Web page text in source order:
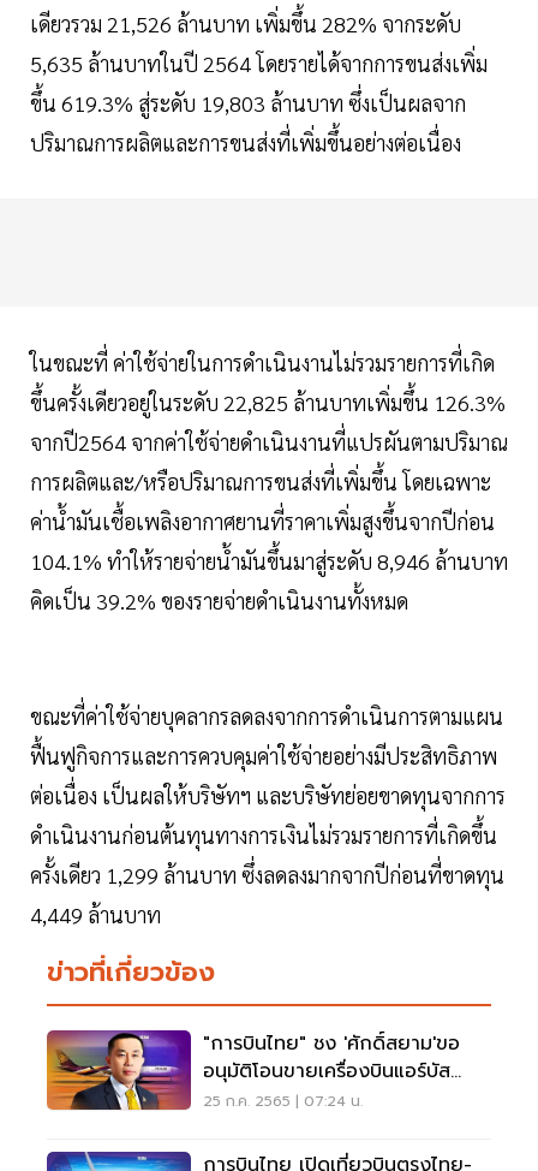
เดียวรวม 21,526 ล้านบาท เพิ่มขึ้น 282% จากระดับ
5,635 ล้านบาทในปี 2564 โดยรายได้จากการขนส่งเพิ่ม
ขึ้น 619.3% สู่ระดับ 19,803 ล้านบาท ซึ่งเป็นผลจาก
ปริมาณการผลิตและการขนส่งที่เพิ่มขึ้นอย่างต่อเนื่อง
ในขณะที่ ค่าใช้จ่ายในการดำเนินงานไม่รวมรายการที่เกิด
ขึ้นครั้งเดียวอยู่ในระดับ 22,825 ล้านบาทเพิ่มขึ้น 126.3%
จากปี2564 จากค่าใช้จ่ายดำเนินงานที่แปรผันตามปริมาณ
การผลิตและ/หรือปริมาณการขนส่งที่เพิ่มขึ้น โดยเฉพาะ
ค่าน้ำมันเชื้อเพลิงอากาศยานที่ราคาเพิ่มสูงขึ้นจากปีก่อน
104.1% ทำให้รายจ่ายน้ำมันขึ้นมาสู่ระดับ 8,946 ล้านบาท
คิดเป็น 39.2% ของรายจ่ายดำเนินงานทั้งหมด
ขณะที่ค่าใช้จ่ายบุคลากรลดลงจากการดำเนินการตามแผน
ฟื้นฟูกิจการและการควบคุมค่าใช้จ่ายอย่างมีประสิทธิภาพ
ต่อเนื่อง เป็นผลให้บริษัทฯ และบริษัทย่อยขาดทุนจากการ
ดำเนินงานก่อนต้นทุนทางการเงินไม่รวมรายการที่เกิดขึ้น
ครั้งเดียว 1,299 ล้านบาท ซึ่งลดลงมากจากปีก่อนที่ขาดทุน
4,449 ล้านบาท
ข่าวที่เกี่ยวข้อง
"การบินไทย" ชง 'ศักดิ์สยาม'ขอ
อนุมัติโอนขายเครื่องบินแอร์บัส
A340 อีก 5 ลำ
25 ก.ค. 2565 | 07:24 น.
การบินไทย เปิดเที่ยวบินตรงไทย-